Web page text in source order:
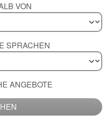
VON
SPRACHEN
ANGEBOTE